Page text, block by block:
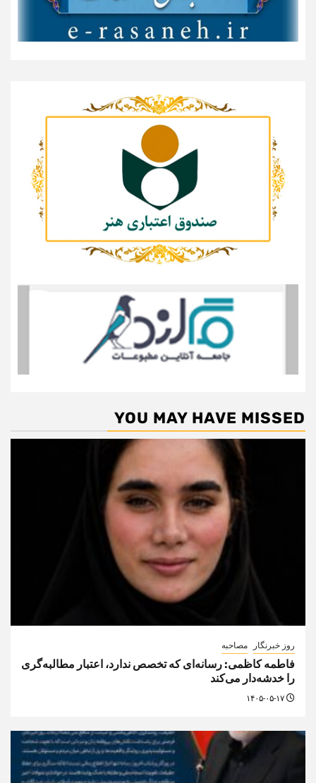
YOU MAY HAVE MISSED
روز خبرنگار مصاحبه
فاطمه کاظمی: رسانه‌ای که تخصص ندارد، اعتبار مطالبه‌گری
را خدشه‌دار می‌کند